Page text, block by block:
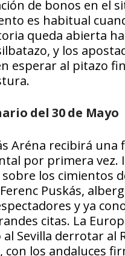
de bonos en el
es habitual
queda abierta
y los
esperar al pitazo
del 30 de Mayo
Aréna recibirá una
por primera vez.
sobre los cimientos
Puskás,
y ya
citas. La
al Sevilla derrotar al
con los andaluces